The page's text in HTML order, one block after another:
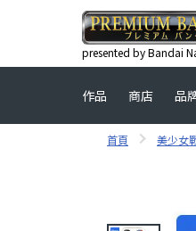
presented by Bandai
作品 商店 品
首頁 美少女